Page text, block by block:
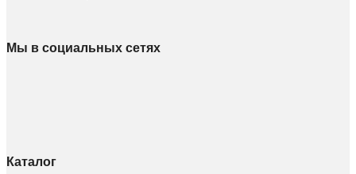
Мы в социальных сетях
Каталог